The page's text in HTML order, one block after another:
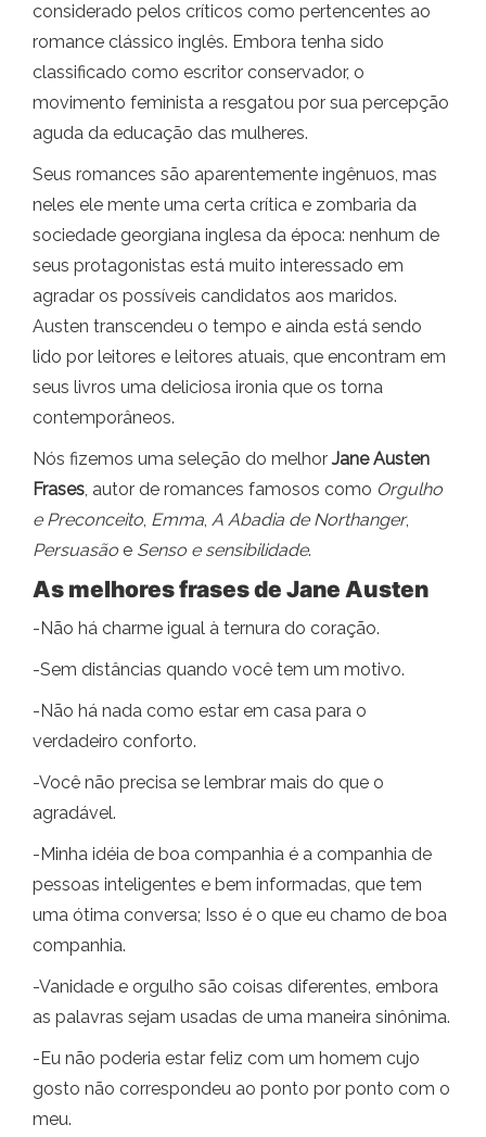
considerado pelos críticos como pertencentes ao
romance clássico inglês. Embora tenha sido
classificado como escritor conservador, o
movimento feminista a resgatou por sua percepção
aguda da educação das mulheres.
Seus romances são aparentemente ingênuos, mas
neles ele mente uma certa crítica e zombaria da
sociedade georgiana inglesa da época: nenhum de
seus protagonistas está muito interessado em
agradar os possíveis candidatos aos maridos.
Austen transcendeu o tempo e ainda está sendo
lido por leitores e leitores atuais, que encontram em
seus livros uma deliciosa ironia que os torna
contemporâneos.
Nós fizemos uma seleção do melhor Jane Austen
Frases, autor de romances famosos como Orgulho
e Preconceito, Emma, A Abadia de Northanger,
Persuasão e Senso e sensibilidade.
As melhores frases de Jane Austen
-Não há charme igual à ternura do coração.
-Sem distâncias quando você tem um motivo.
-Não há nada como estar em casa para o
verdadeiro conforto.
-Você não precisa se lembrar mais do que o
agradável.
-Minha idéia de boa companhia é a companhia de
pessoas inteligentes e bem informadas, que tem
uma ótima conversa; Isso é o que eu chamo de boa
companhia.
-Vanidade e orgulho são coisas diferentes, embora
as palavras sejam usadas de uma maneira sinônima.
-Eu não poderia estar feliz com um homem cujo
gosto não correspondeu ao ponto por ponto com o
meu.